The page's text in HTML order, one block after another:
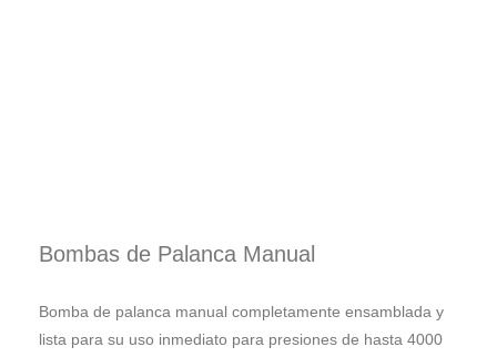
Bombas de Palanca Manual
Bomba de palanca manual completamente ensamblada y
lista para su uso inmediato para presiones de hasta 4000